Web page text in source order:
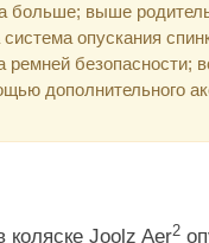
больше; выше
опускания
ремней безопасности;
дополнительного
коляске Joolz Aer2